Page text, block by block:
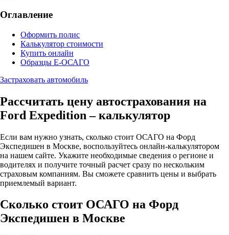
Оглавление
Оформить полис
Калькулятор стоимости
Купить онлайн
Образцы Е-ОСАГО
Застраховать автомобиль
Рассчитать цену автострахования на
Ford Expedition – калькулятор
Если вам нужно узнать, сколько стоит ОСАГО на Форд
Экспедишен в Москве, воспользуйтесь онлайн-калькулятором
на нашем сайте. Укажите необходимые сведения о регионе и
водителях и получите точный расчет сразу по нескольким
страховым компаниям. Вы сможете сравнить цены и выбрать
приемлемый вариант.
Сколько стоит ОСАГО на Форд
Экспедишен в Москве